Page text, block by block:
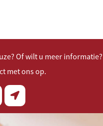
Of wilt u meer informatie?
met ons op.